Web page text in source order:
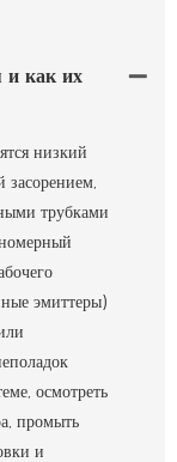
и как их
низкий
трубками
эмиттеры)
осмотреть
промыть
и